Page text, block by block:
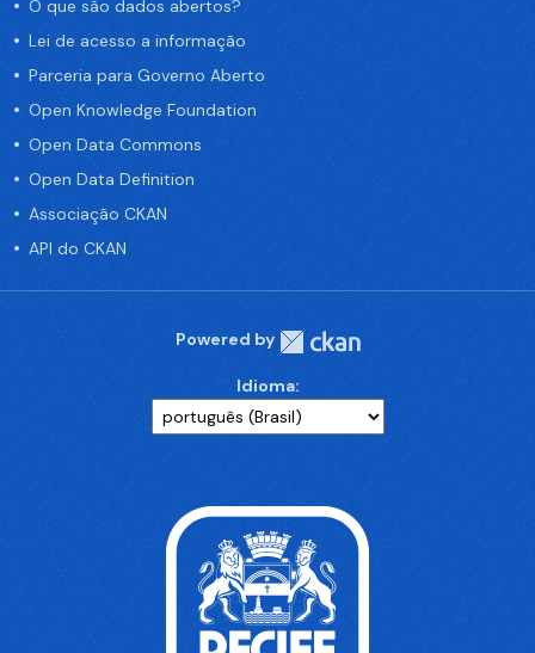
O que são dados abertos?
Lei de acesso a informação
Parceria para Governo Aberto
Open Knowledge Foundation
Open Data Commons
Open Data Definition
Associação CKAN
API do CKAN
Powered by
Idioma